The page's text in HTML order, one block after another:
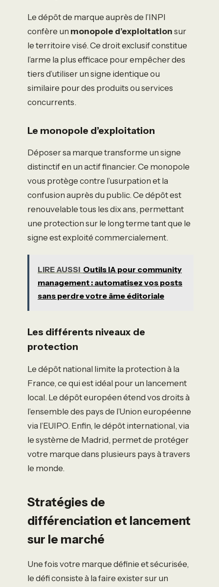
Le dépôt de marque auprès de l’INPI
confère un monopole d’exploitation sur
le territoire visé. Ce droit exclusif constitue
l’arme la plus efficace pour empêcher des
tiers d’utiliser un signe identique ou
similaire pour des produits ou services
concurrents.
Le monopole d’exploitation
Déposer sa marque transforme un signe
distinctif en un actif financier. Ce monopole
vous protège contre l’usurpation et la
confusion auprès du public. Ce dépôt est
renouvelable tous les dix ans, permettant
une protection sur le long terme tant que le
signe est exploité commercialement.
LIRE AUSSI Outils IA pour community
management : automatisez vos posts
sans perdre votre âme éditoriale
Les différents niveaux de
protection
Le dépôt national limite la protection à la
France, ce qui est idéal pour un lancement
local. Le dépôt européen étend vos droits à
l’ensemble des pays de l’Union européenne
via l’EUIPO. Enfin, le dépôt international, via
le système de Madrid, permet de protéger
votre marque dans plusieurs pays à travers
le monde.
Stratégies de
différenciation et lancement
sur le marché
Une fois votre marque définie et sécurisée,
le défi consiste à la faire exister sur un